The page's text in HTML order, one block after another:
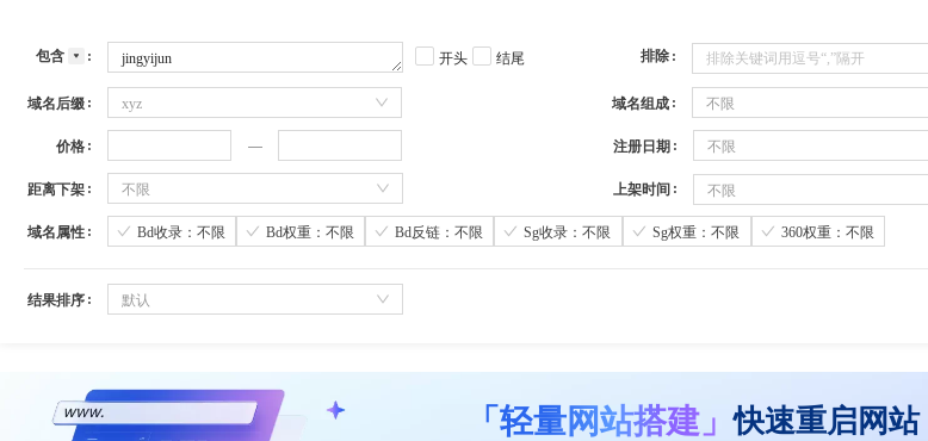
包含 开头 结尾 排除
域名后缀 xyz 域名组成 不限
价格 注册日期 不限
距离下架 不限 上架时间 不限
域名属性 Bd收录：不限 Bd权重：不限 Bd反链：不限 Sg收录：不限 Sg权重：不限 360权重：不限
结果排序 默认
「轻量网站搭建」快速重启网